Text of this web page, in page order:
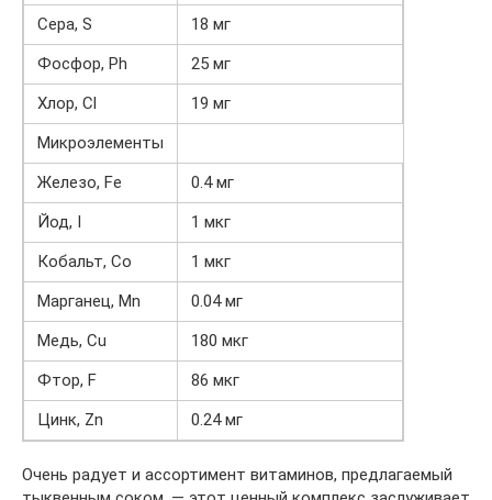
Сера, S
18 мг
Фосфор, Ph
25 мг
Хлор, Cl
19 мг
Микроэлементы
Железо, Fe
0.4 мг
Йод, I
1 мкг
Кобальт, Co
1 мкг
Марганец, Mn
0.04 мг
Медь, Cu
180 мкг
Фтор, F
86 мкг
Цинк, Zn
0.24 мг
Очень радует и ассортимент витаминов, предлагаемый